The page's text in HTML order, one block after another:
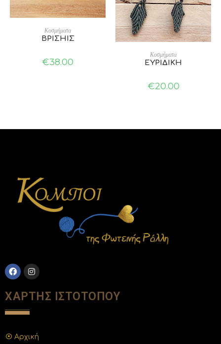
ADD TO CART
Κοσμήματα
ΒΡΙΣΗΙΣ
€38.00
ADD TO CART
Κοσμήματα
ΕΥΡΙΔΙΚΗ
€20.00
ΧΑΡΤΗΣ ΙΣΤΟΤΟΠΟΥ
Αρχική